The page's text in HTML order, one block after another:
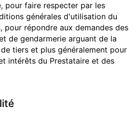
pour faire respecter par les
générales d'utilisation du
pour répondre aux demandes des
de gendarmerie arguant de la
tiers et plus généralement pour
intérêts du Prestataire et des